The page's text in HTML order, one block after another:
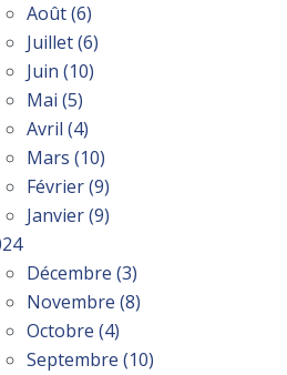
Août(6)
Juillet(6)
Juin (10)
Mai (5)
Avril (4)
Mars (10)
Février(9)
Janvier(9)
Décembre (3)
Novembre (8)
Octobre (4)
Septembre (10)